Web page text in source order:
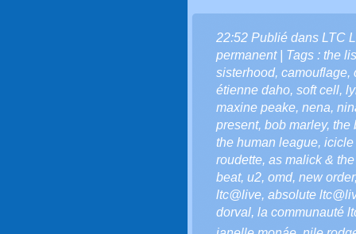
22:52 Publié dans LTC
permanent| Tags : the
sisterhood, camouflage,
étienne daho, soft cell,
maxine peake, nena,
present, bob marley, the
the human league, icicle
roudette, as malick &
beat, u2, omd, new order
ltc@live, absolute
dorval, la communauté